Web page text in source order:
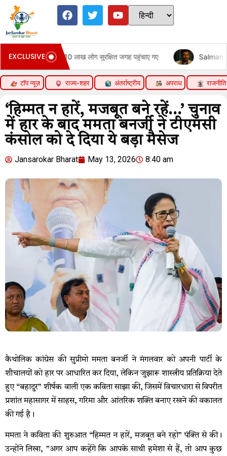
EXCLUSIVE
10 लाख लोग सुरक्षित जगह पहुंचाए गए Salman Khan &
टॉप न्यूज़ राज्य-शहर अंतर्राष्ट्रीय अपराध राजनीति
‘हिम्मत न हारें, मजबूत बने रहें…’ चुनाव
में हार के बाद ममता बनर्जी ने टीएमसी
कंसोल को दे दिया ये बड़ा मैसेज
Jansarokar Bharat May 13, 2026 8:40 am
कैथोलिक कांग्रेस की सुप्रीमो ममता बनर्जी ने मंगलवार को अपनी पार्टी के
शौचालयों को हार पर आधारित कर दिया, लेकिन जुझारू शास्त्रीय प्रतिक्रिया देते
हुए “बहादुर” शीर्षक वाली एक कविता साझा की, जिसमें विचारधारा से विपरीत
प्रशांत महासागर में साहस, गरिमा और आंतरिक शक्ति बनाए रखने की वकालत
की गई है।
ममता ने कविता की शुरुआत “हिम्मत न हारें, मजबूत बने रहो” पंक्ति से की।
उन्होंने लिखा, ”अगर आप कहेंगे कि आपके साथी हमेशा से हैं, तो आप कुछ